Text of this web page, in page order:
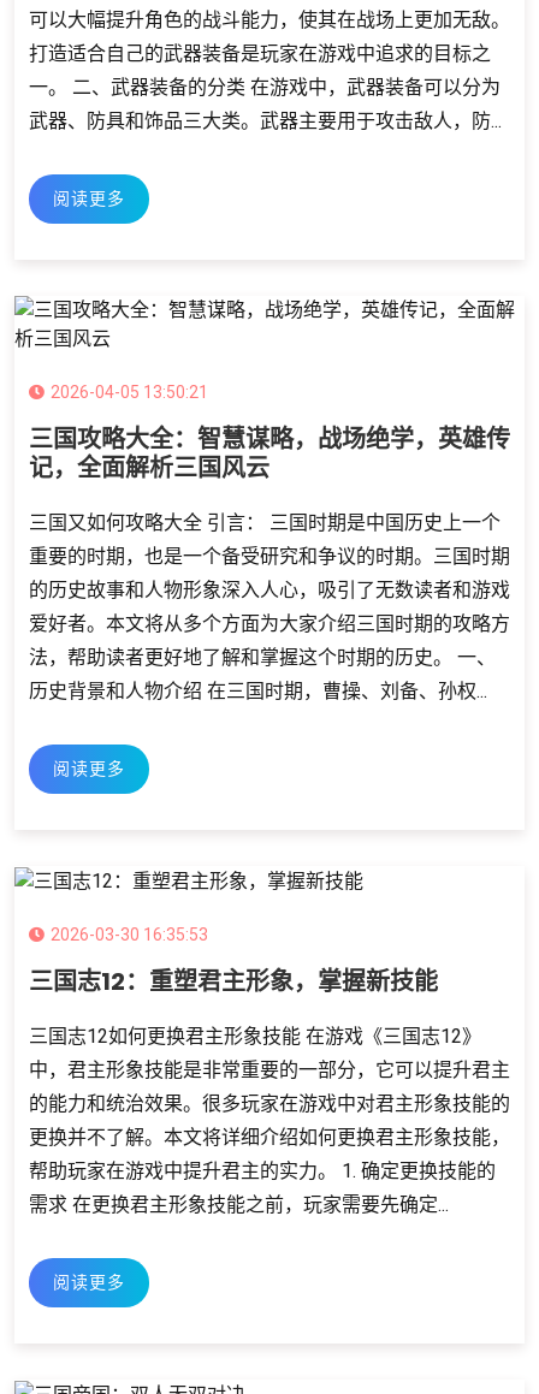
可以大幅提升角色的战斗能力，使其在战场上更加无敌。
打造适合自己的武器装备是玩家在游戏中追求的目标之
一。 二、武器装备的分类 在游戏中，武器装备可以分为
武器、防具和饰品三大类。武器主要用于攻击敌人，防...
阅读更多
2026-04-05 13:50:21
三国攻略大全：智慧谋略，战场绝学，英雄传
记，全面解析三国风云
三国又如何攻略大全 引言： 三国时期是中国历史上一个
重要的时期，也是一个备受研究和争议的时期。三国时期
的历史故事和人物形象深入人心，吸引了无数读者和游戏
爱好者。本文将从多个方面为大家介绍三国时期的攻略方
法，帮助读者更好地了解和掌握这个时期的历史。 一、
历史背景和人物介绍 在三国时期，曹操、刘备、孙权...
阅读更多
2026-03-30 16:35:53
三国志12：重塑君主形象，掌握新技能
三国志12如何更换君主形象技能 在游戏《三国志12》
中，君主形象技能是非常重要的一部分，它可以提升君主
的能力和统治效果。很多玩家在游戏中对君主形象技能的
更换并不了解。本文将详细介绍如何更换君主形象技能，
帮助玩家在游戏中提升君主的实力。 1. 确定更换技能的
需求 在更换君主形象技能之前，玩家需要先确定...
阅读更多